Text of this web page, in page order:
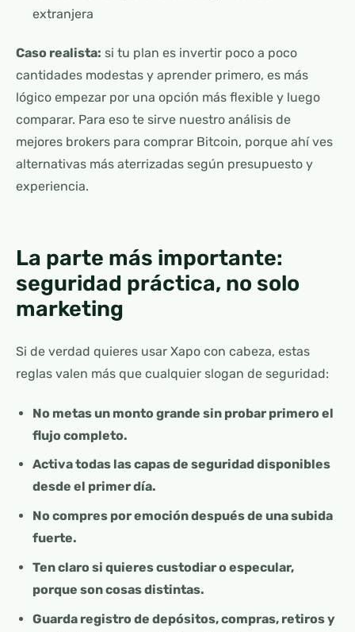
extranjera
Caso realista: si tu plan es invertir poco a poco
cantidades modestas y aprender primero, es más
lógico empezar por una opción más flexible y luego
comparar. Para eso te sirve nuestro análisis de
mejores brokers para comprar Bitcoin, porque ahí ves
alternativas más aterrizadas según presupuesto y
experiencia.
La parte más importante:
seguridad práctica, no solo
marketing
Si de verdad quieres usar Xapo con cabeza, estas
reglas valen más que cualquier slogan de seguridad:
No metas un monto grande sin probar primero el
flujo completo.
Activa todas las capas de seguridad disponibles
desde el primer día.
No compres por emoción después de una subida
fuerte.
Ten claro si quieres custodiar o especular,
porque son cosas distintas.
Guarda registro de depósitos, compras, retiros y